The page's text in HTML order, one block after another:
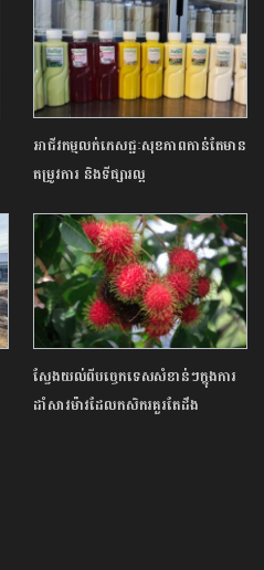
អាជីវកម្មលក់ភេសជ្ជៈសុខភាពកាន់តែមាន
តម្រូវការ និងទីផ្សារល្អ
ស្វែងយល់ពីបច្ចេកទេសសំខាន់ៗក្នុងការ
ដាំសាវម៉ាវដែលកសិករគួរតែដឹង